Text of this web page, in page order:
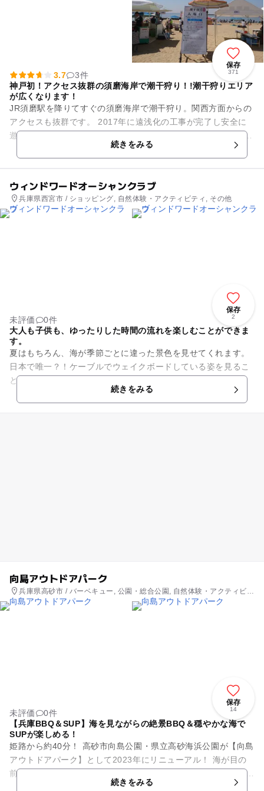
保存
371
3.7
3件
神戸初！アクセス抜群の須磨海岸で潮干狩り！!潮干狩りエリア
が広くなります！
JR須磨駅を降りてすぐの須磨海岸で潮干狩り。関西方面からの
アクセスも抜群です。 2017年に遠浅化の工事が完了し安全に
遊べるようになりました。 ４月下旬〜６月上旬まで開催してい
続きをみる
ウィンドワードオーシャンクラブ
兵庫県西宮市 / ショッピング, 自然体験・アクティビティ, その他
保存
2
未評価
0件
大人も子供も、ゆったりした時間の流れを楽しむことができま
す。
夏はもちろん、海が季節ごとに違った景色を見せてくれます。
日本で唯一？！ケーブルでウェイクボードしている姿を見るこ
とができます。
続きをみる
向島アウトドアパーク
兵庫県高砂市 / バーベキュー, 公園・総合公園, 自然体験・アクティビテ
ィ
保存
14
未評価
0件
【兵庫BBQ＆SUP】海を見ながらの絶景BBQ＆穏やかな海で
SUPが楽しめる！
姫路から約40分！ 高砂市向島公園・県立高砂海浜公園が【向島
アウトドアパーク】として2023年にリニューアル！ 海が目の
前の絶景ロケーションでBBQ＆SUPが楽しめます★ 【BBQ】
続きをみる